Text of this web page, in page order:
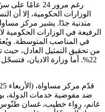
الوزارات الحكومية، إلا أن
متدنية جدًا. يشير مركز
في المناصب المتوسطة.
من تحقيق التمثيل العادل، حيث
22%. أما وزارة الاديان،
ضد مفوضية خدمات الدولة،
غانم، رِواء خطيب، غسان طنّوس